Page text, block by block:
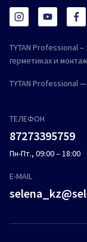
TYTAN Professional
герметиках и
TYTAN Professional
ТЕЛЕФОН
87273395759
Пн-Пт., 09:00 – 18:00
E-MAIL